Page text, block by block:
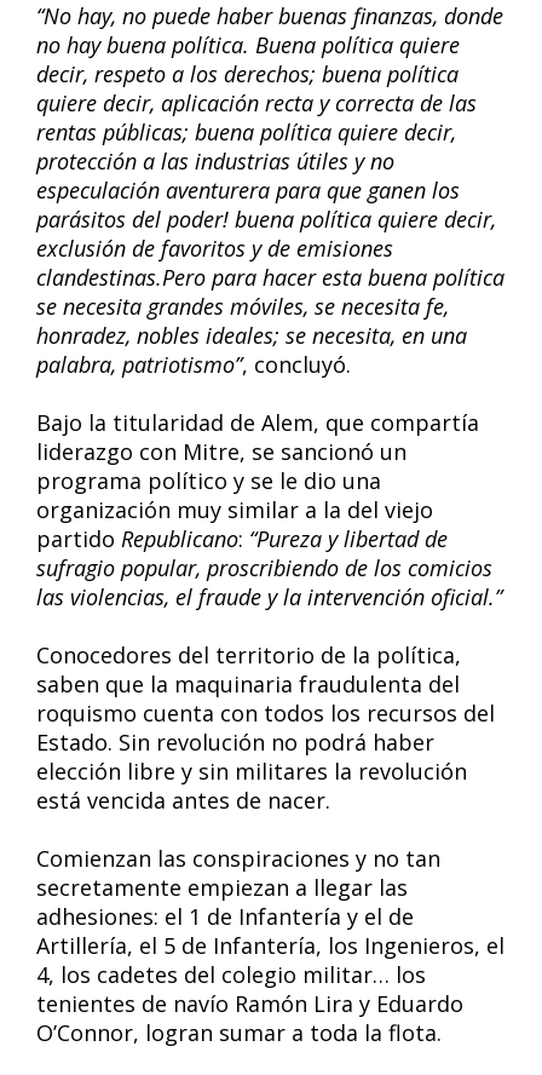
“No hay, no puede haber buenas finanzas, donde
no hay buena política. Buena política quiere
decir, respeto a los derechos; buena política
quiere decir, aplicación recta y correcta de las
rentas públicas; buena política quiere decir,
protección a las industrias útiles y no
especulación aventurera para que ganen los
parásitos del poder! buena política quiere decir,
exclusión de favoritos y de emisiones
clandestinas.Pero para hacer esta buena política
se necesita grandes móviles, se necesita fe,
honradez, nobles ideales; se necesita, en una
palabra, patriotismo”, concluyó.
Bajo la titularidad de Alem, que compartía
liderazgo con Mitre, se sancionó un
programa político y se le dio una
organización muy similar a la del viejo
partido Republicano: “Pureza y libertad de
sufragio popular, proscribiendo de los comicios
las violencias, el fraude y la intervención oficial.”
Conocedores del territorio de la política,
saben que la maquinaria fraudulenta del
roquismo cuenta con todos los recursos del
Estado. Sin revolución no podrá haber
elección libre y sin militares la revolución
está vencida antes de nacer.
Comienzan las conspiraciones y no tan
secretamente empiezan a llegar las
adhesiones: el 1 de Infantería y el de
Artillería, el 5 de Infantería, los Ingenieros, el
4, los cadetes del colegio militar… los
tenientes de navío Ramón Lira y Eduardo
O’Connor, logran sumar a toda la flota.